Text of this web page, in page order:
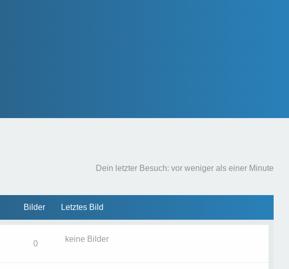
Dein letzter Besuch: vor weniger als einer Minute
Bilder Letztes Bild
0
keine Bilder